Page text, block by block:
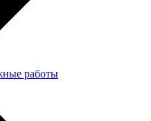
работы